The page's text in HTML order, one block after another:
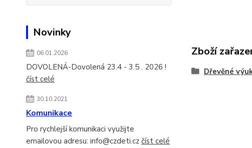
Novinky
06.01.2026
DOVOLENÁ-Dovolená 23.4 - 3.5 . 2026 !
číst celé
30.10.2021
Komunikace
Pro rychlejší komunikaci využijte
emailovou adresu: info@czdeti.cz číst celé
Zboží
Dřevěné